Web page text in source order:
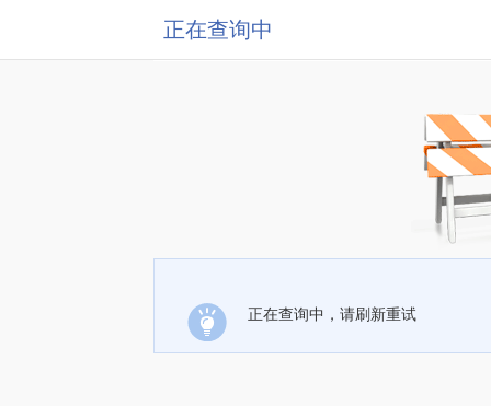
正在查询中
正在查询中，请刷新重试